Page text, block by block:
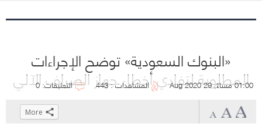
«البنوك السعودية» توضح الإجراءات
المطلوبة لتفادي أخطاء جهاز الصراف الآلي
01:00 مساءً, 29 Aug 2020 المشاهدات : 443 التعليقات: 0
Click
More